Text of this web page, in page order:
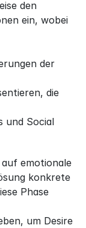
den
ein, wobei
der
die
und Social
auf emotionale
konkrete
Phase
um Desire